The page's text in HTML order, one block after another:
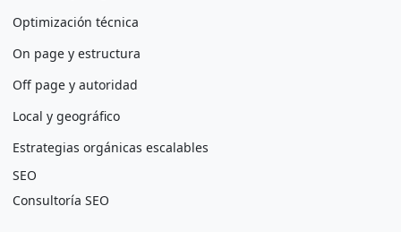
Optimización técnica
On page y estructura
Off page y autoridad
Local y geográfico
Estrategias orgánicas escalables
SEO
Consultoría SEO